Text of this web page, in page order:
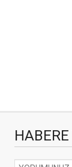
HABERE